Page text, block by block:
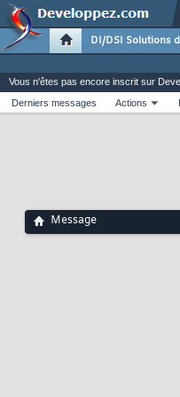
DI/DSI Solutions
Vous n'êtes pas encore inscrit sur
Derniers messages
Actions
Message